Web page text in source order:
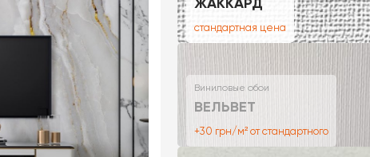
стандартная цена
Виниловые обои
ВЕЛЬВЕТ
+30 грн/м² от стандартного